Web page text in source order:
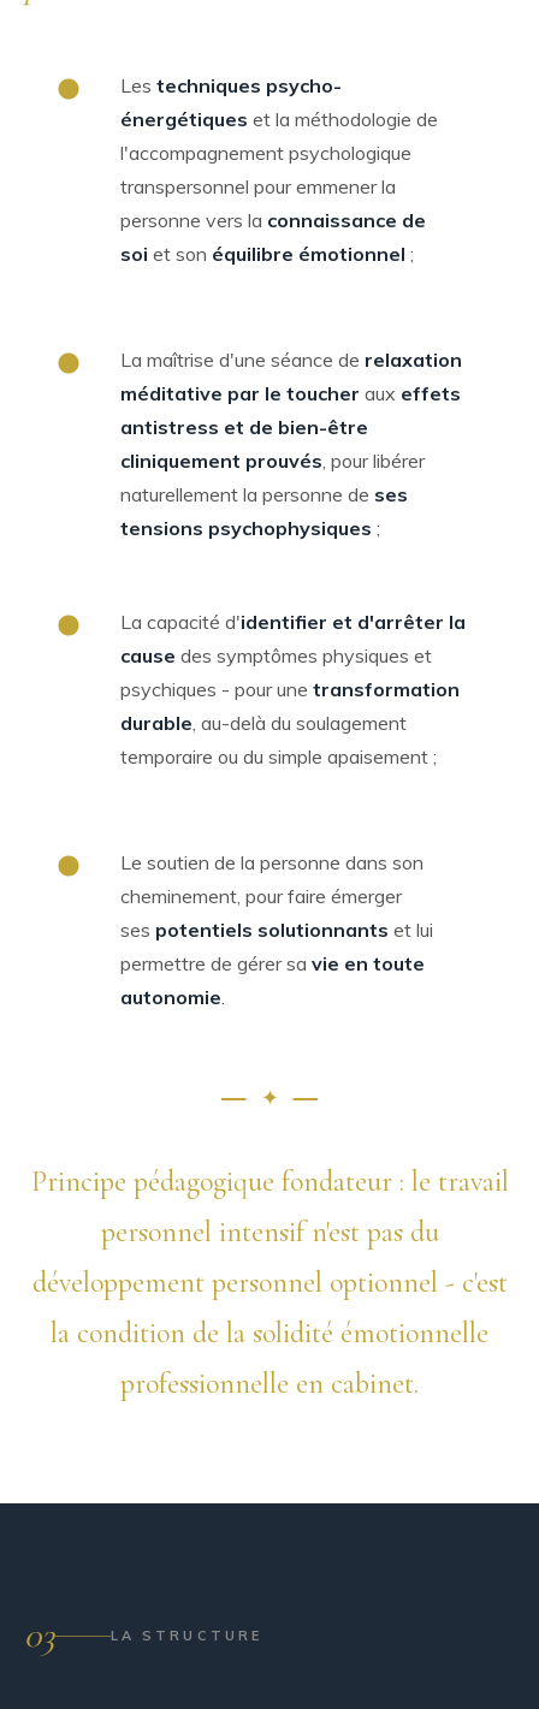
Les techniques psycho-
énergétiques et la méthodologie de
l'accompagnement psychologique
transpersonnel pour emmener la
personne vers la connaissance de
soi et son équilibre émotionnel ;
La maîtrise d'une séance de relaxation
méditative par le toucher aux effets
antistress et de bien-être
cliniquement prouvés, pour libérer
naturellement la personne de ses
tensions psychophysiques ;
La capacité d'identifier et d'arrêter la
cause des symptômes physiques et
psychiques - pour une transformation
durable, au-delà du soulagement
temporaire ou du simple apaisement ;
Le soutien de la personne dans son
cheminement, pour faire émerger
ses potentiels solutionnants et lui
permettre de gérer sa vie en toute
autonomie.
Principe pédagogique fondateur : le travail
personnel intensif n'est pas du
développement personnel optionnel - c'est
la condition de la solidité émotionnelle
professionnelle en cabinet.
03 LA STRUCTURE